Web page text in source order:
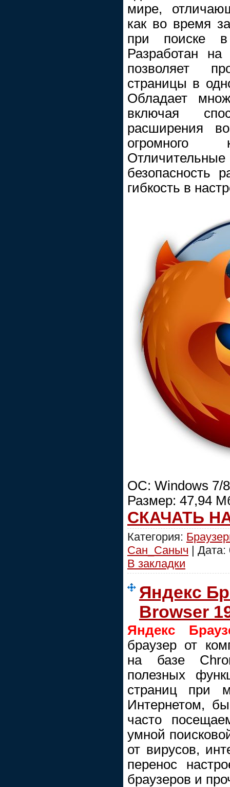
мире,
как во время
при поиске
Разработан
позволяет
страницы в
Обладает
включая
расширения
огромного
безопасность
гибкость в
ОС: Windows 7/
Размер: 47,94
СКАЧАТЬ
Категория:
Сан_Саныч | Дата:
В закладки
Яндекс
Browser
Яндекс
браузер от
на базе
полезных
страниц при
Интернетом,
часто
умной
от вирусов,
перенос
браузеров и